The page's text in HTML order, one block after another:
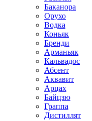
Баканора
Орухо
Водка
Коньяк
Бренди
Арманьяк
Кальвадос
Абсент
Аквавит
Арцах
Байцзю
Граппа
Дистиллят